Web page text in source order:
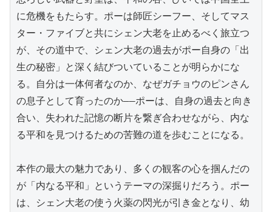
に危機をもたらす。ポーは師匠シーフー、そしてマス
ター・ファイブと共にシェン大老を止めるべく旅立つ
が、その道中で、シェン大老の過去がポー自身の「出
生の秘密」と深く結びついていることが明らかにな
る。自分は一体何者なのか、なぜガチョウのピンさん
の息子として育ったのか——ポーは、自身の過去と向き
合い、失われた記憶の断片を繋ぎ合わせながら、内な
る平和を見つけるための苦難の道を歩むことになる。
本作の最大の魅力であり、多くの観客の心を掴んだの
が「内なる平和」というテーマの深掘りだろう。ポー
は、シェン大老の使う火薬の閃光が引き金となり、幼